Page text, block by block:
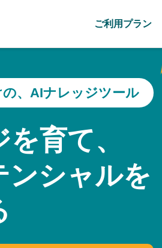
ご利用プラン
の、AIナレッジツール
育て、
ンシャルを